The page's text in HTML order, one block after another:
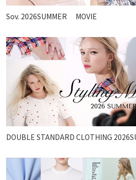
Sov. 2026SUMMER MOVIE
DOUBLE STANDARD CLOTHING